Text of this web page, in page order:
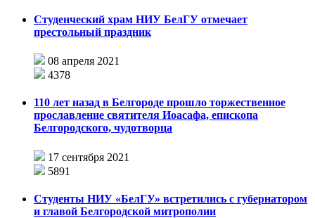
Студенческий храм НИУ БелГУ отмечает
престольный праздник
08 апреля 2021
4378
110 лет назад в Белгороде прошло торжественное
прославление святителя Иоасафа, епископа
Белгородского, чудотворца
17 сентября 2021
5891
Студенты НИУ «БелГУ» встретились с губернатором
и главой Белгородской митрополии